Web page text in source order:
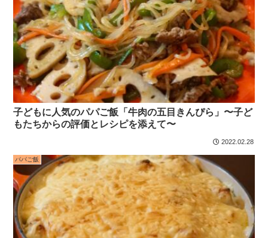
子どもに人気のパパご飯「牛肉の五目きんぴら」〜子ど
もたちからの評価とレシピを添えて〜
2022.02.28
パパご飯